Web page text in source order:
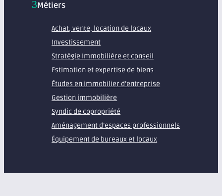
Métiers
Achat, vente, location de locaux
Investissement
Stratégie Immobilière et conseil
Estimation et expertise de biens
Études en immobilier d’entreprise
Gestion immobilière
Syndic de copropriété
Aménagement d’espaces professionnels
Équipement de bureaux et locaux